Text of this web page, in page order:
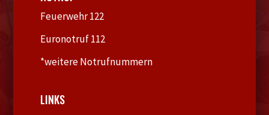
Feuerwehr 122
Euronotruf 112
*weitere Notrufnummern
LINKS